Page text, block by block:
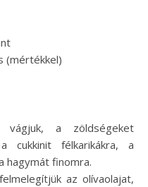
(mértékkel)
vágjuk, a zöldségeket
cukkinit félkarikákra, a
hagymát finomra.
az olívaolajat,